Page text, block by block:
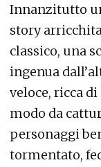
Innanzitutto
story
classico, una
ingenua
veloce, ricca
modo da
personaggi
tormentato,